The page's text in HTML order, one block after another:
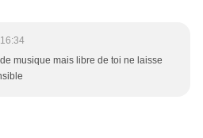
musique mais libre de toi ne laisse